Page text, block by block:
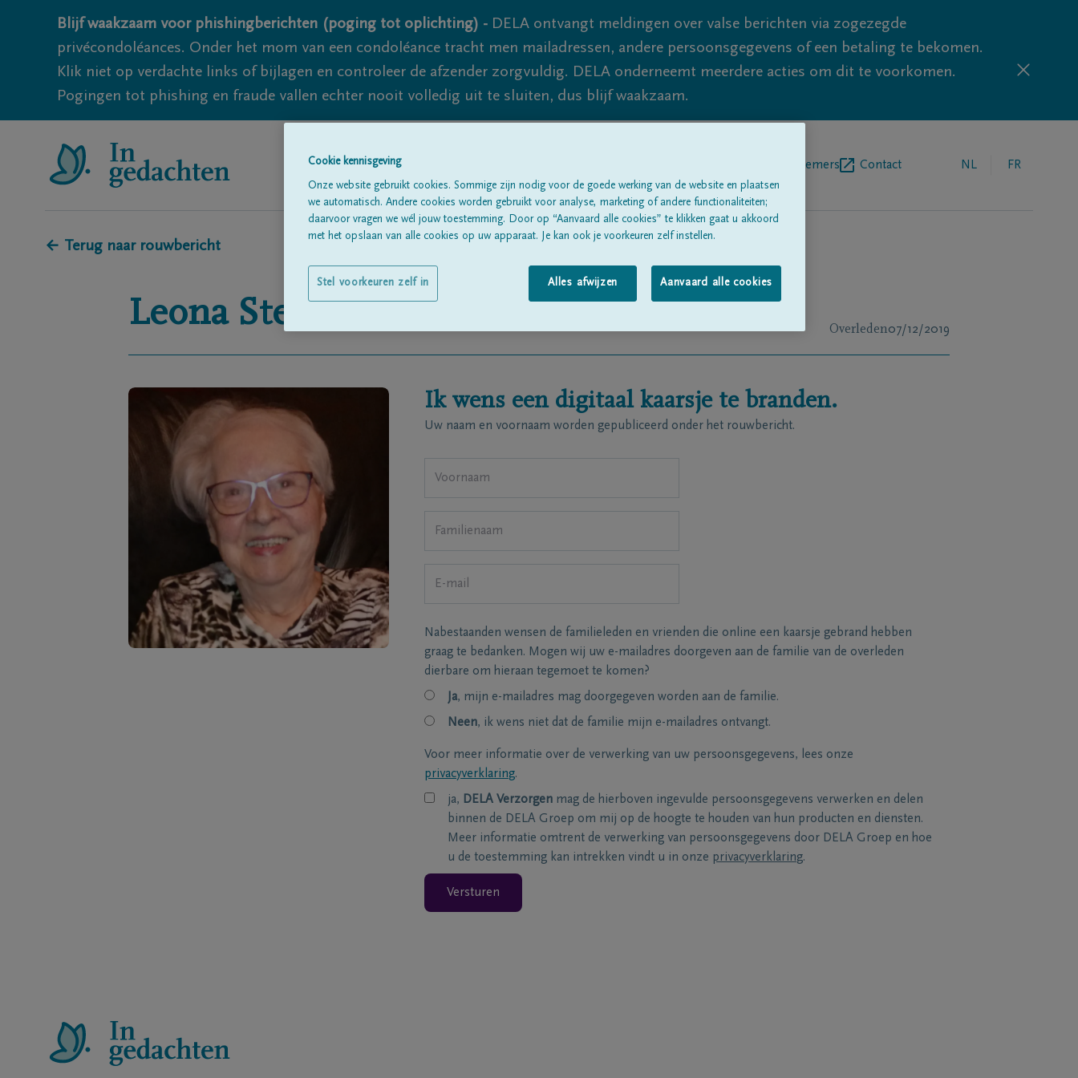
Blijf waakzaam voor phishingberichten (poging tot oplichting) - DELA ontvangt meldingen over valse berichten via zogezegde
privécondoléances. Onder het mom van een condoléance tracht men mailadressen, andere persoonsgegevens of een betaling te bekomen.
Klik niet op verdachte links of bijlagen en controleer de afzender zorgvuldig. DELA onderneemt meerdere acties om dit te voorkomen.
Pogingen tot phishing en fraude vallen echter nooit volledig uit te sluiten, dus blijf waakzaam.
Begrafenisondernemers Contact NL FR
← Terug naar rouwbericht
Leona Stevens Overleden07/12/2019
Ik wens een digitaal kaarsje te branden.
Uw naam en voornaam worden gepubliceerd onder het rouwbericht.
Nabestaanden wensen de familieleden en vrienden die online een kaarsje gebrand hebben
graag te bedanken. Mogen wij uw e-mailadres doorgeven aan de familie van de overleden
dierbare om hieraan tegemoet te komen?
Ja, mijn e-mailadres mag doorgegeven worden aan de familie.
Neen, ik wens niet dat de familie mijn e-mailadres ontvangt.
Voor meer informatie over de verwerking van uw persoonsgegevens, lees onze
privacyverklaring.
ja, DELA Verzorgen mag de hierboven ingevulde persoonsgegevens verwerken en delen
binnen de DELA Groep om mij op de hoogte te houden van hun producten en diensten.
Meer informatie omtrent de verwerking van persoonsgegevens door DELA Groep en hoe
u de toestemming kan intrekken vindt u in onze privacyverklaring.
Versturen
Cookie kennisgeving
Onze website gebruikt cookies. Sommige zijn nodig voor de goede werking van de website en plaatsen
we automatisch. Andere cookies worden gebruikt voor analyse, marketing of andere functionaliteiten;
daarvoor vragen we wél jouw toestemming. Door op “Aanvaard alle cookies” te klikken gaat u akkoord
met het opslaan van alle cookies op uw apparaat. Je kan ook je voorkeuren zelf instellen.
Alles afwijzen Aanvaard alle cookies
Stel voorkeuren zelf in